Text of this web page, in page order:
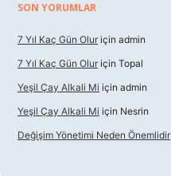
SON YORUMLAR
7 Yıl Kaç Gün Olur için admin
7 Yıl Kaç Gün Olur için Topal
Yeşil Çay Alkali Mi için admin
Yeşil Çay Alkali Mi için Nesrin
Değişim Yönetimi Neden Önemlidir